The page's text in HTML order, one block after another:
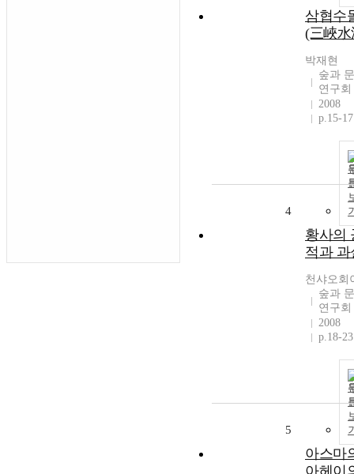
삼협수
(三峽水
박재현
숲과
연구회
2008
p.15-17
4
황사의
적과 과
천샤오회
숲과
연구회
2008
p.18-23
5
아스마